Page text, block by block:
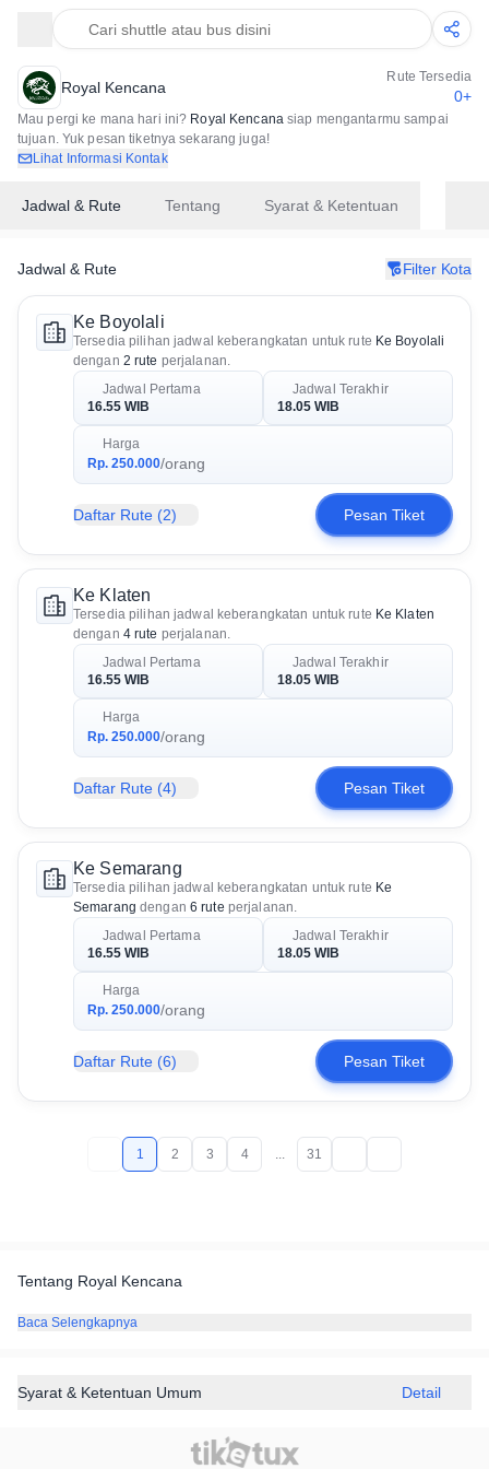
Cari shuttle atau bus disini
Royal Kencana
Rute Tersedia
0+
Mau pergi ke mana hari ini? Royal Kencanasiap mengantarmu sampai
tujuan. Yuk pesan tiketnya sekarang juga!
Lihat Informasi Kontak
Jadwal & Rute Tentang Syarat & Ketentuan
Jadwal & Rute Filter Kota
Ke Boyolali
Tersedia pilihan jadwal keberangkatan untuk rute Ke Boyolali
dengan 2 rute perjalanan.
Jadwal Pertama
16.55 WIB
Jadwal Terakhir
18.05 WIB
Harga
Rp. 250.000/orang
Daftar Rute (2) Pesan Tiket
Ke Klaten
Tersedia pilihan jadwal keberangkatan untuk rute Ke Klaten
dengan 4 rute perjalanan.
Jadwal Pertama
16.55 WIB
Jadwal Terakhir
18.05 WIB
Harga
Rp. 250.000/orang
Daftar Rute (4) Pesan Tiket
Ke Semarang
Tersedia pilihan jadwal keberangkatan untuk rute Ke
Semarang dengan 6 rute perjalanan.
Jadwal Pertama
16.55 WIB
Jadwal Terakhir
18.05 WIB
Harga
Rp. 250.000/orang
Daftar Rute (6) Pesan Tiket
1 2 3 4 ... 31
Tentang Royal Kencana
Baca Selengkapnya
Syarat & Ketentuan Umum Detail